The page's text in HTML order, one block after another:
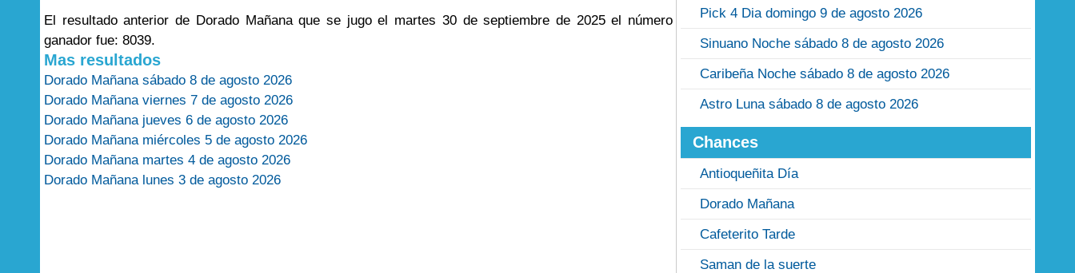
El resultado anterior de Dorado Mañana que se jugo el martes 30 de septiembre de 2025 el número
ganador fue: 8039.
Mas resultados
Dorado Mañana sábado 8 de agosto 2026
Dorado Mañana viernes 7 de agosto 2026
Dorado Mañana jueves 6 de agosto 2026
Dorado Mañana miércoles 5 de agosto 2026
Dorado Mañana martes 4 de agosto 2026
Dorado Mañana lunes 3 de agosto 2026
Pick 4 Dia domingo 9 de agosto 2026
Sinuano Noche sábado 8 de agosto 2026
Caribeña Noche sábado 8 de agosto 2026
Astro Luna sábado 8 de agosto 2026
Chances
Antioqueñita Día
Dorado Mañana
Cafeterito Tarde
Saman de la suerte